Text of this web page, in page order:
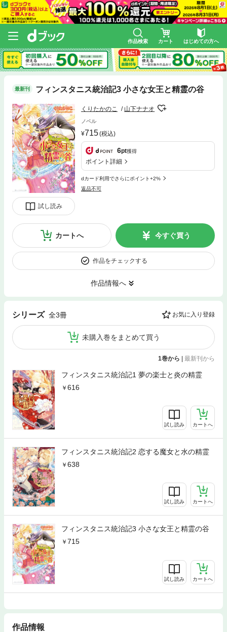
作品検索 カート はじめての方へ
最新刊 フィンスタニス統治記3 小さな女王と精霊の谷
試し読み
くりたかのこ 山下ナナオ
ノベル
715(税込)
6pt獲得
ポイント詳細
dカード利用でさらにポイント+2%
返品不可
カートへ 今すぐ買う
作品をチェックする
作品情報へ
シリーズ 全3冊 お気に入り登録
未購入巻をまとめて買う
1巻から | 最新刊から
フィンスタニス統治記1 夢の楽士と炎の精霊
616
試し読み カートへ
フィンスタニス統治記2 恋する魔女と水の精霊
638
試し読み カートへ
フィンスタニス統治記3 小さな女王と精霊の谷
715
試し読み カートへ
作品情報